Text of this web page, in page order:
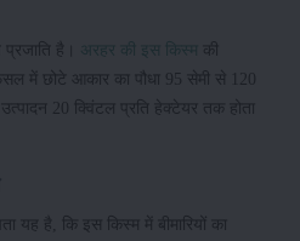
प्रजाति है। अरहर की इस किस्म
की
में छोटे आकार का पौधा 95 सेमी से 120
20 क्विंटल प्रति हेक्टेयर तक होता
यह है, कि इस किस्म में बीमारियों का